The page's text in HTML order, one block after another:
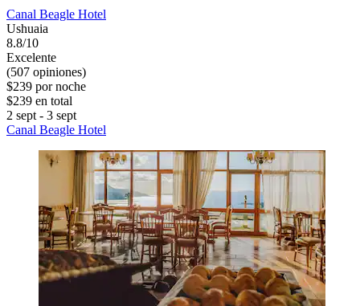
Canal Beagle Hotel
Ushuaia
8.8/10
Excelente
(507 opiniones)
$239 por noche
$239 en total
2 sept - 3 sept
Canal Beagle Hotel